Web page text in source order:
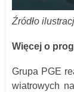
Źródło
Więcej o
Grupa PGE
wiatrowych